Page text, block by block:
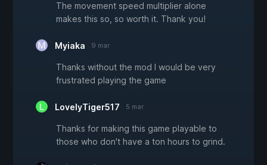
The movement speed multiplier alone
makes this so, so worth it. Thank you!
Myiaka 9 mar
Thanks without the mod I would be very
frustrated playing the game
LovelyTiger517 5 mar
Thanks for making this game playable to
those who don't have a ton hours to grind.